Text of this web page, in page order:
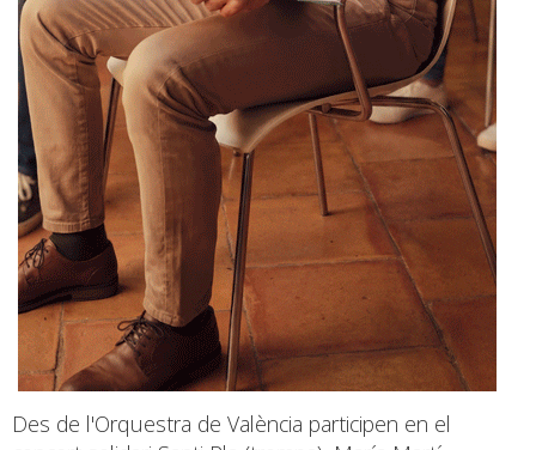
Des de l'Orquestra de València participen en el